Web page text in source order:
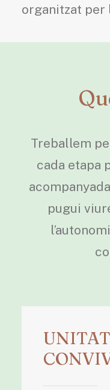
organitzat per
Treballem
cada etapa
pugui